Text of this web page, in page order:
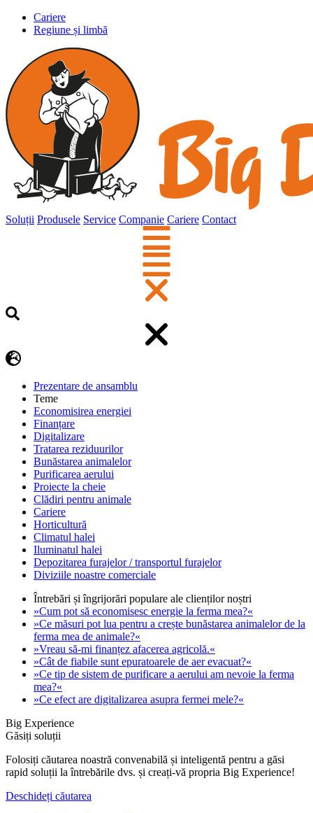
Cariere
Regiune și limbă
Soluții Produsele Service Companie Cariere Contact
Prezentare de ansamblu
Teme
Economisirea energiei
Finanțare
Digitalizare
Tratarea reziduurilor
Bunăstarea animalelor
Purificarea aerului
Proiecte la cheie
Clădiri pentru animale
Cariere
Horticultură
Climatul halei
Iluminatul halei
Depozitarea furajelor / transportul furajelor
Diviziile noastre comerciale
Întrebări și îngrijorări populare ale clienților noștri
»Cum pot să economisesc energie la ferma mea?«
»Ce măsuri pot lua pentru a crește bunăstarea animalelor de la
ferma mea de animale?«
»Vreau să-mi finanțez afacerea agricolă.«
»Cât de fiabile sunt epuratoarele de aer evacuat?«
»Ce tip de sistem de purificare a aerului am nevoie la ferma
mea?«
»Ce efect are digitalizarea asupra fermei mele?«
Big Experience
Găsiți soluții
Folosiți căutarea noastră convenabilă și inteligentă pentru a găsi
rapid soluții la întrebările dvs. și creați-vă propria Big Experience!
Deschideți căutarea